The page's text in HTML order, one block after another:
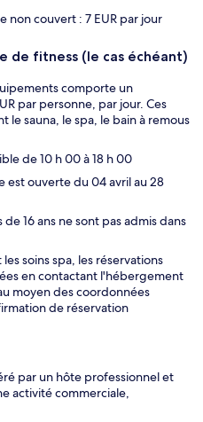
non couvert : 7 EUR par jour
de fitness (le cas échéant)
comporte un
par personne, par jour. Ces
le sauna, le spa, le bain à remous
de 10 h 00 à 18 h 00
est ouverte du 04 avril au 28
16 ans ne sont pas admis dans
les soins spa, les réservations
en contactant l'hébergement
moyen des coordonnées
de réservation
par un hôte professionnel et
activité commerciale,